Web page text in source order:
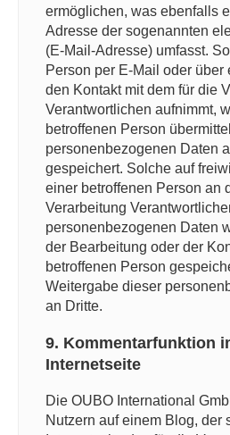
ermöglichen, was ebenfalls
Adresse der sogenannten
(E-Mail-Adresse) umfasst.
Person per E-Mail oder über
den Kontakt mit dem für die
Verantwortlichen aufnimmt,
betroffenen Person
personenbezogenen Daten
gespeichert. Solche auf
einer betroffenen Person an
Verarbeitung
personenbezogenen Daten
der Bearbeitung oder der
betroffenen Person
Weitergabe dieser
an Dritte.
9. Kommentarfunktion
Internetseite
Die OUBO International
Nutzern auf einem Blog, der